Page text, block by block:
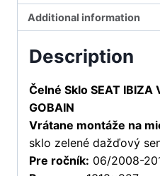
Additional information
Description
Čelné Sklo SEAT IBIZA
GOBAIN
Vrátane montáže na
sklo zelené dažďový
Pre ročník: 06/2008-